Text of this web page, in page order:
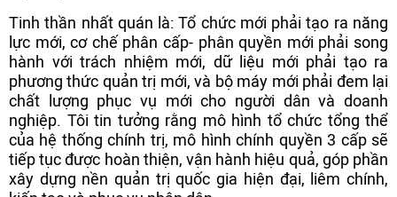
Tinh thần nhất quán là: Tổ chức mới phải tạo ra năng
lực mới, cơ chế phân cấp- phân quyền mới phải song
hành với trách nhiệm mới, dữ liệu mới phải tạo ra
phương thức quản trị mới, và bộ máy mới phải đem lại
chất lượng phục vụ mới cho người dân và doanh
nghiệp. Tôi tin tưởng rằng mô hình tổ chức tổng thể
của hệ thống chính trị, mô hình chính quyền 3 cấp sẽ
tiếp tục được hoàn thiện, vận hành hiệu quả, góp phần
xây dựng nền quản trị quốc gia hiện đại, liêm chính,